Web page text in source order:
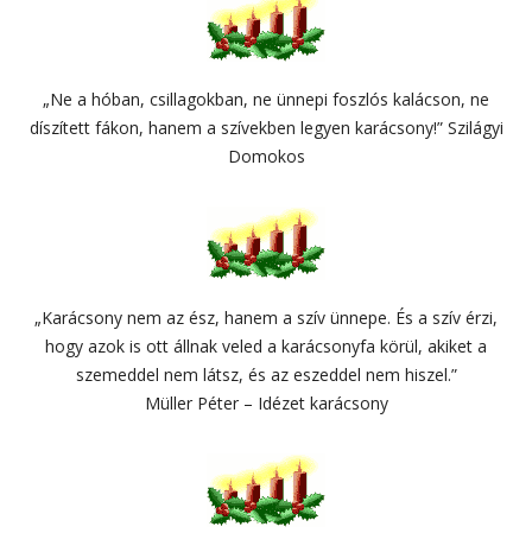
„Ne a hóban, csillagokban, ne ünnepi foszlós kalácson, ne
díszített fákon, hanem a szívekben legyen karácsony!” Szilágyi
Domokos
„Karácsony nem az ész, hanem a szív ünnepe. És a szív érzi,
hogy azok is ott állnak veled a karácsonyfa körül, akiket a
szemeddel nem látsz, és az eszeddel nem hiszel.”
Müller Péter – Idézet karácsony